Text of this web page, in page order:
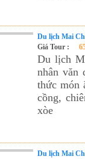
Du lịch Mai
Giá Tour :
Du lịch
nhân văn
thức món
cồng,
xòe
Du lịch Mai